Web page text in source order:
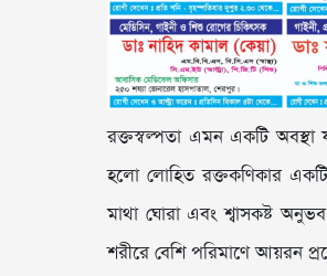
রক্তস্বল্পতা এমন একটি অবস্থা
হলো লোহিত রক্তকণিকার একটি
মাথা ঘোরা এবং শ্বাসকষ্ট
শরীরে বেশি পরিমাণে আয়রন